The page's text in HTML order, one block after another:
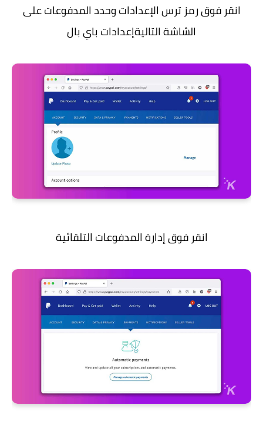
انقر فوق رمز ترس الإعدادات وحدد المدفوعات على
الشاشة التاليةإعدادات باي بال
انقر فوق إدارة المدفوعات التلقائية